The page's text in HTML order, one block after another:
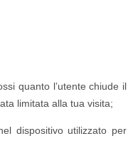
quanto l’utente chiude il
limitata alla tua visita;
dispositivo utilizzato per